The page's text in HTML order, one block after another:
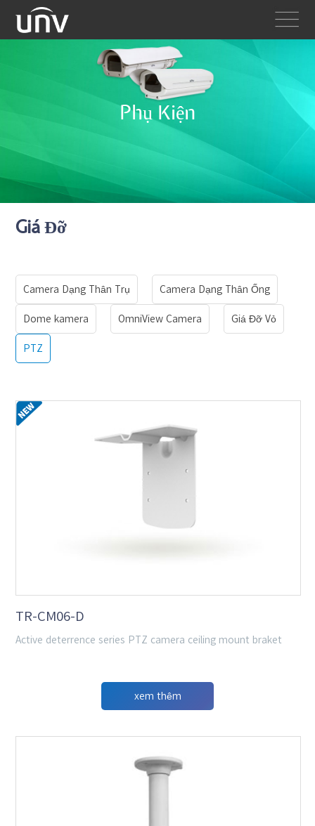
Phụ Kiện
Giá Đỡ
Camera Dạng Thân Trụ Camera Dạng Thân Ống
Dome kamera OmniView Camera Giá Đỡ Vỏ
PTZ
TR-CM06-D
Active deterrence series PTZ camera ceiling mount braket
xem thêm